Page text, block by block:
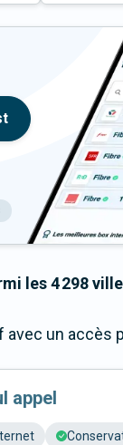
les 4 298
un accès
appel